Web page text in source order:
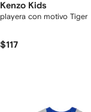
Kenzo Kids
playera con motivo Tiger
$117